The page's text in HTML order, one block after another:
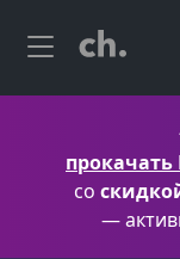
прокачать
со
—